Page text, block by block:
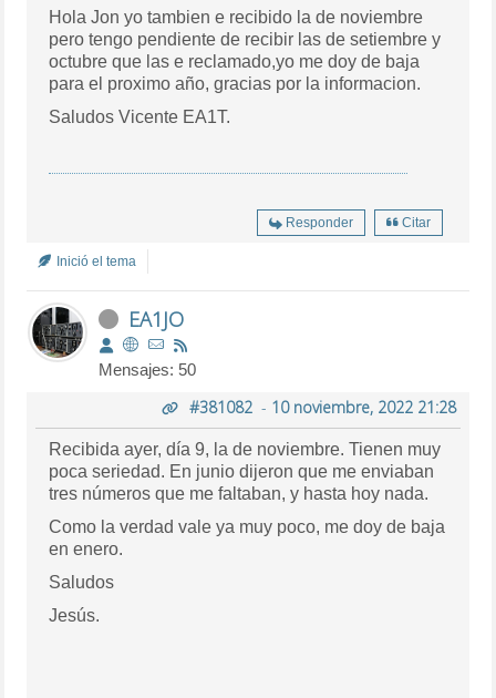
Hola Jon yo tambien e recibido la de noviembre
pero tengo pendiente de recibir las de setiembre y
octubre que las e reclamado,yo me doy de baja
para el proximo año, gracias por la informacion.
Saludos Vicente EA1T.
Responder Citar
Inició el tema
EA1JO
Mensajes: 50
#381082- 10 noviembre, 2022 21:28
Recibida ayer, día 9, la de noviembre. Tienen muy
poca seriedad. En junio dijeron que me enviaban
tres números que me faltaban, y hasta hoy nada.
Como la verdad vale ya muy poco, me doy de baja
en enero.
Saludos
Jesús.